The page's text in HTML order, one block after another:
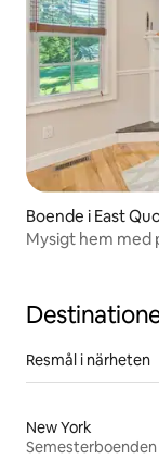
Boende i East
Mysigt hem med
Resmål i närheten
New York
Semesterboenden